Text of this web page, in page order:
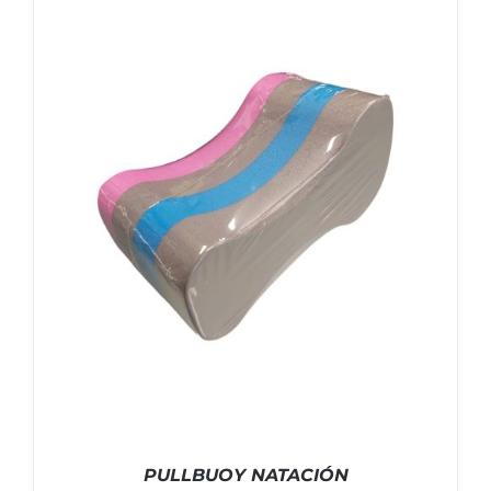
PULLBUOY NATACIÓN